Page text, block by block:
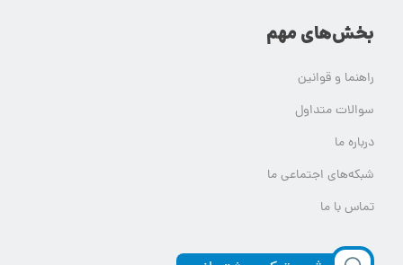
بخش‌های مهم
راهنما و قوانین
سوالات متداول
درباره ما
شبکه‌های اجتماعی ما
تماس با ما